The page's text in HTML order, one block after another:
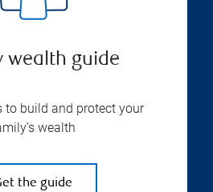
wealth guide
to build and protect your
wealth
the guide